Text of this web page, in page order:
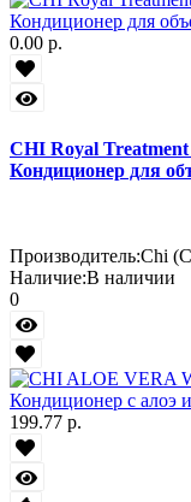
0.00 р.
CHI Royal
Кондиционер для
Производитель:Chi
Наличие:В наличии
0
199.77 р.